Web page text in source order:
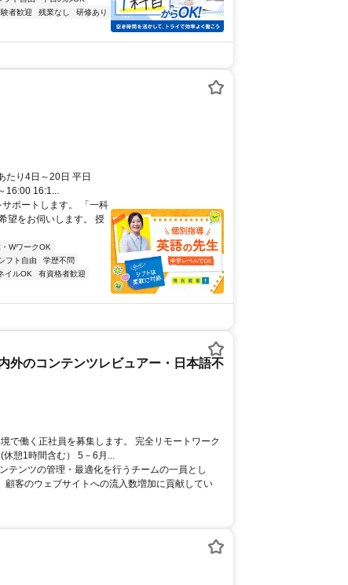
者歓迎 残業なし
研修あり
たり4日～20日 平日
16:00 16:1...
ポートします。 「一科
望をお伺いします。 授
WワークOK
フト自由
学歴不問
イルOK
有資格者歓迎
外のコンテンツレビュアー・日本語不
で働く正社員を募集します。 完全リモートワーク
憩1時間含む） 5－6月...
テンツの管理・最適化を行うチームの一員とし
客のウェブサイトへの流入数増加に貢献してい